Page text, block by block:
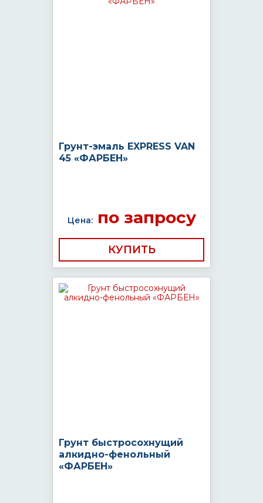
Грунт-эмаль EXPRESS VAN
45 «ФАРБЕН»
Цена:по запросу
КУПИТЬ
Грунт быстросохнущий
алкидно-фенольный
«ФАРБЕН»